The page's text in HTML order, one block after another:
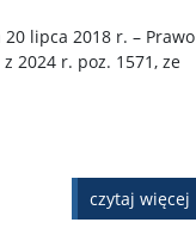
lipca 2018 r. – Prawo
2024 r. poz. 1571, ze
czytaj więcej